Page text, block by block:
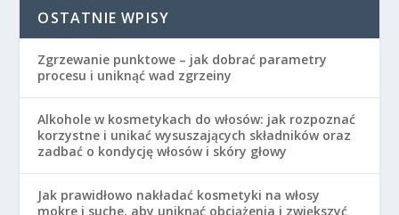
OSTATNIE WPISY
Zgrzewanie punktowe – jak dobrać parametry
procesu i uniknąć wad zgrzeiny
Alkohole w kosmetykach do włosów: jak rozpoznać
korzystne i unikać wysuszających składników oraz
zadbać o kondycję włosów i skóry głowy
Jak prawidłowo nakładać kosmetyki na włosy
mokre i suche, aby uniknąć obciążenia i zwiększyć